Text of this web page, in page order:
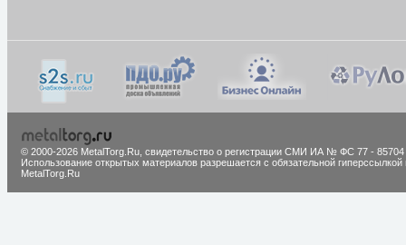
© 2000-2026 MetalTorg.Ru, cвидетельство о регистрации СМИ ИА № ФС 77 - 85704
Использование открытых материалов разрешается с обязательной гиперссылкой
MetalTorg.Ru